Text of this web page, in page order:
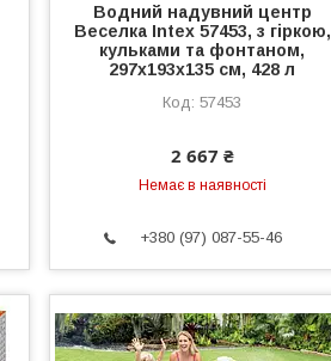
Водний надувний центр
Веселка Intex 57453, з гіркою,
кульками та фонтаном,
297х193х135 см, 428 л
57453
2 667 ₴
Немає в наявності
+380 (97) 087-55-46